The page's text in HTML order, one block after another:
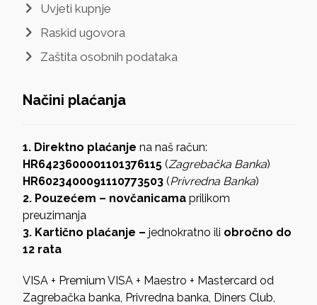
Uvjeti kupnje
Raskid ugovora
Zaštita osobnih podataka
Načini plaćanja
1. Direktno plaćanje na naš račun:
HR6423600001101376115(Zagrebačka Banka)
HR6023400091110773503(Privredna Banka)
2. Pouzećem – novčanicamaprilikom
preuzimanja
3. Kartično plaćanje –jednokratno ili obročno do
12 rata
VISA + Premium VISA + Maestro + Mastercard od
Zagrebačka banka, Privredna banka, Diners Club,